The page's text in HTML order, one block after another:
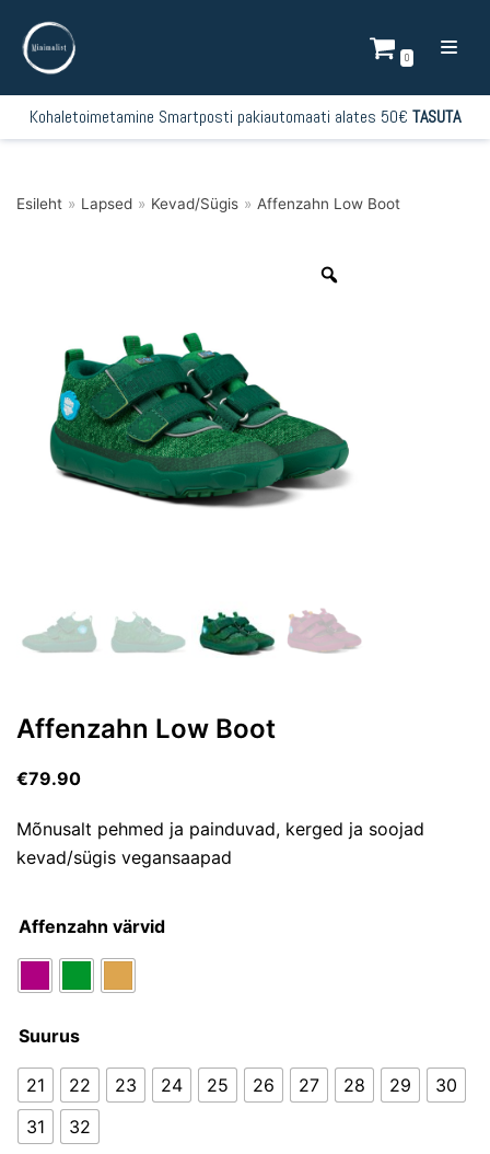
Mine
sisu
0
Kohaletoimetamine Smartposti pakiautomaati alates 50€ TASUTA
Esileht » Lapsed » Kevad/Sügis » Affenzahn Low Boot
Affenzahn Low Boot
€79.90
Mõnusalt pehmed ja painduvad, kerged ja soojad
kevad/sügis vegansaapad
Affenzahn värvid
Suurus
21 22 23 24 25 26 27 28 29
30
31
32